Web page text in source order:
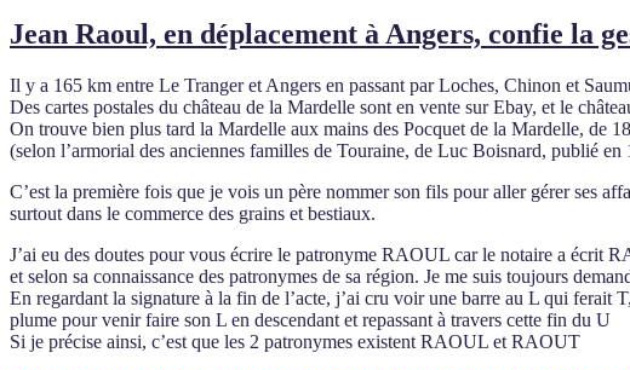
Jean Raoul, en déplacement à Angers, confie la
Il y a 165 km entre Le Tranger et Angers en passant par Loches, Chinon et
Des cartes postales du château de la Mardelle sont en vente sur Ebay, et le
On trouve bien plus tard la Mardelle aux mains des Pocquet de la Mardelle, de
(selon l’armorial des anciennes familles de Touraine, de Luc Boisnard, publié
C’est la première fois que je vois un père nommer son fils pour aller gérer ses
surtout dans le commerce des grains et bestiaux.
J’ai eu des doutes pour vous écrire le patronyme RAOUL car le notaire a écrit
et selon sa connaissance des patronymes de sa région. Je me suis toujours
En regardant la signature à la fin de l’acte, j’ai cru voir une barre au L qui ferait
plume pour venir faire son L en descendant et repassant à travers cette fin du U
Si je précise ainsi, c’est que les 2 patronymes existent RAOUL et RAOUT